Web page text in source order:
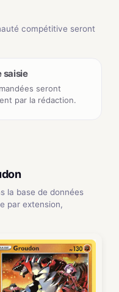
compétitive seront
saisie
seront
par la rédaction.
la base de données
par extension,